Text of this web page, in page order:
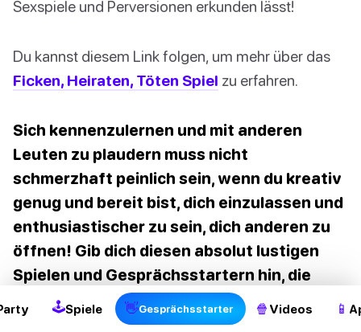
Sexspiele und Perversionen erkunden lässt!
Du kannst diesem Link folgen, um mehr über das
Ficken, Heiraten, Töten Spiel zu erfahren.
Sich kennenzulernen und mit anderen
Leuten zu plaudern muss nicht
schmerzhaft peinlich sein, wenn du kreativ
genug und bereit bist, dich einzulassen und
enthusiastischer zu sein, dich anderen zu
öffnen! Gib dich diesen absolut lustigen
Spielen und Gesprächsstartern hin, die
garantiert echte Freunde fürs Leben
Gesprächsstarter!
🕹Spiele 👋Gesprächsstarter 🍿 Videos 📱